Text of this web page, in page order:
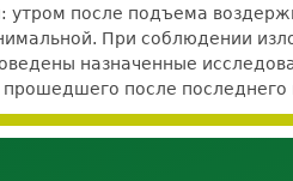
утром после подъема
При соблюдении
назначенные
прошедшего после